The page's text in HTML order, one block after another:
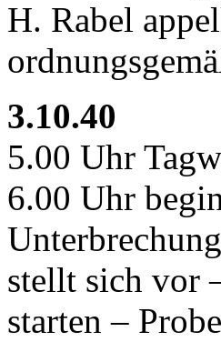
H. Rabel
3.10.40
5.00 Uhr
6.00 Uhr
stellt sich vor
starten –